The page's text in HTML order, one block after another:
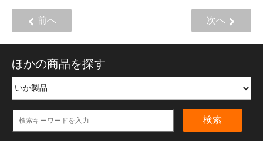
前へ 次へ
ほかの商品を探す
検索